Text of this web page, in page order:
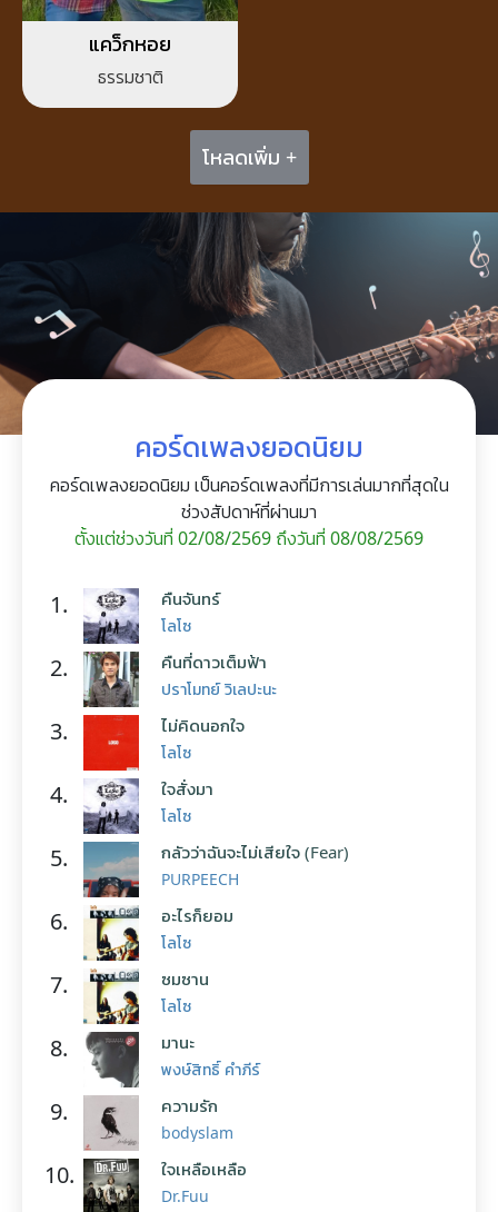
แคว็กหอย
ธรรมชาติ
โหลดเพิ่ม +
คอร์ดเพลงยอดนิยม
คอร์ดเพลงยอดนิยม เป็นคอร์ดเพลงที่มีการเล่นมากที่สุดใน
ช่วงสัปดาห์ที่ผ่านมา
ตั้งแต่ช่วงวันที่ 02/08/2569 ถึงวันที่ 08/08/2569
1. คืนจันทร์
โลโซ
2. คืนที่ดาวเต็มฟ้า
ปราโมทย์ วิเลปะนะ
3. ไม่คิดนอกใจ
โลโซ
4. ใจสั่งมา
โลโซ
5. กลัวว่าฉันจะไม่เสียใจ (Fear)
PURPEECH
6. อะไรก็ยอม
โลโซ
7. ซมซาน
โลโซ
8. มานะ
พงษ์สิทธิ์ คำภีร์
9. ความรัก
bodyslam
10. ใจเหลือเหลือ
Dr.Fuu